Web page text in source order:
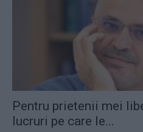
Pentru prietenii mei
lucruri pe care le...